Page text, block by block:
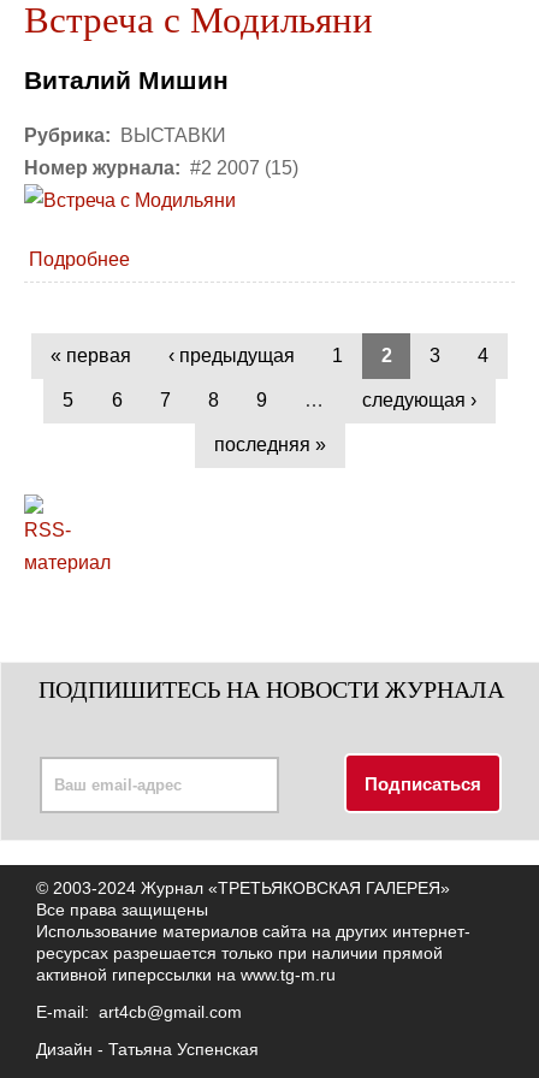
Встреча с Модильяни
Виталий Мишин
Рубрика:
ВЫСТАВКИ
Номер журнала: #2 2007 (15)
Подробнее
« первая ‹ предыдущая 1 2 3 4
5 6 7 8 9 … следующая ›
последняя »
ПОДПИШИТЕСЬ НА НОВОСТИ ЖУРНАЛА
© 2003-2024 Журнал «ТРЕТЬЯКОВСКАЯ ГАЛЕРЕЯ»
Все права защищены
Использование материалов сайта на других интернет-
ресурсах разрешается только при наличии прямой
активной гиперссылки на www.tg-m.ru
E-mail: art4cb@gmail.com
Дизайн - Татьяна Успенская